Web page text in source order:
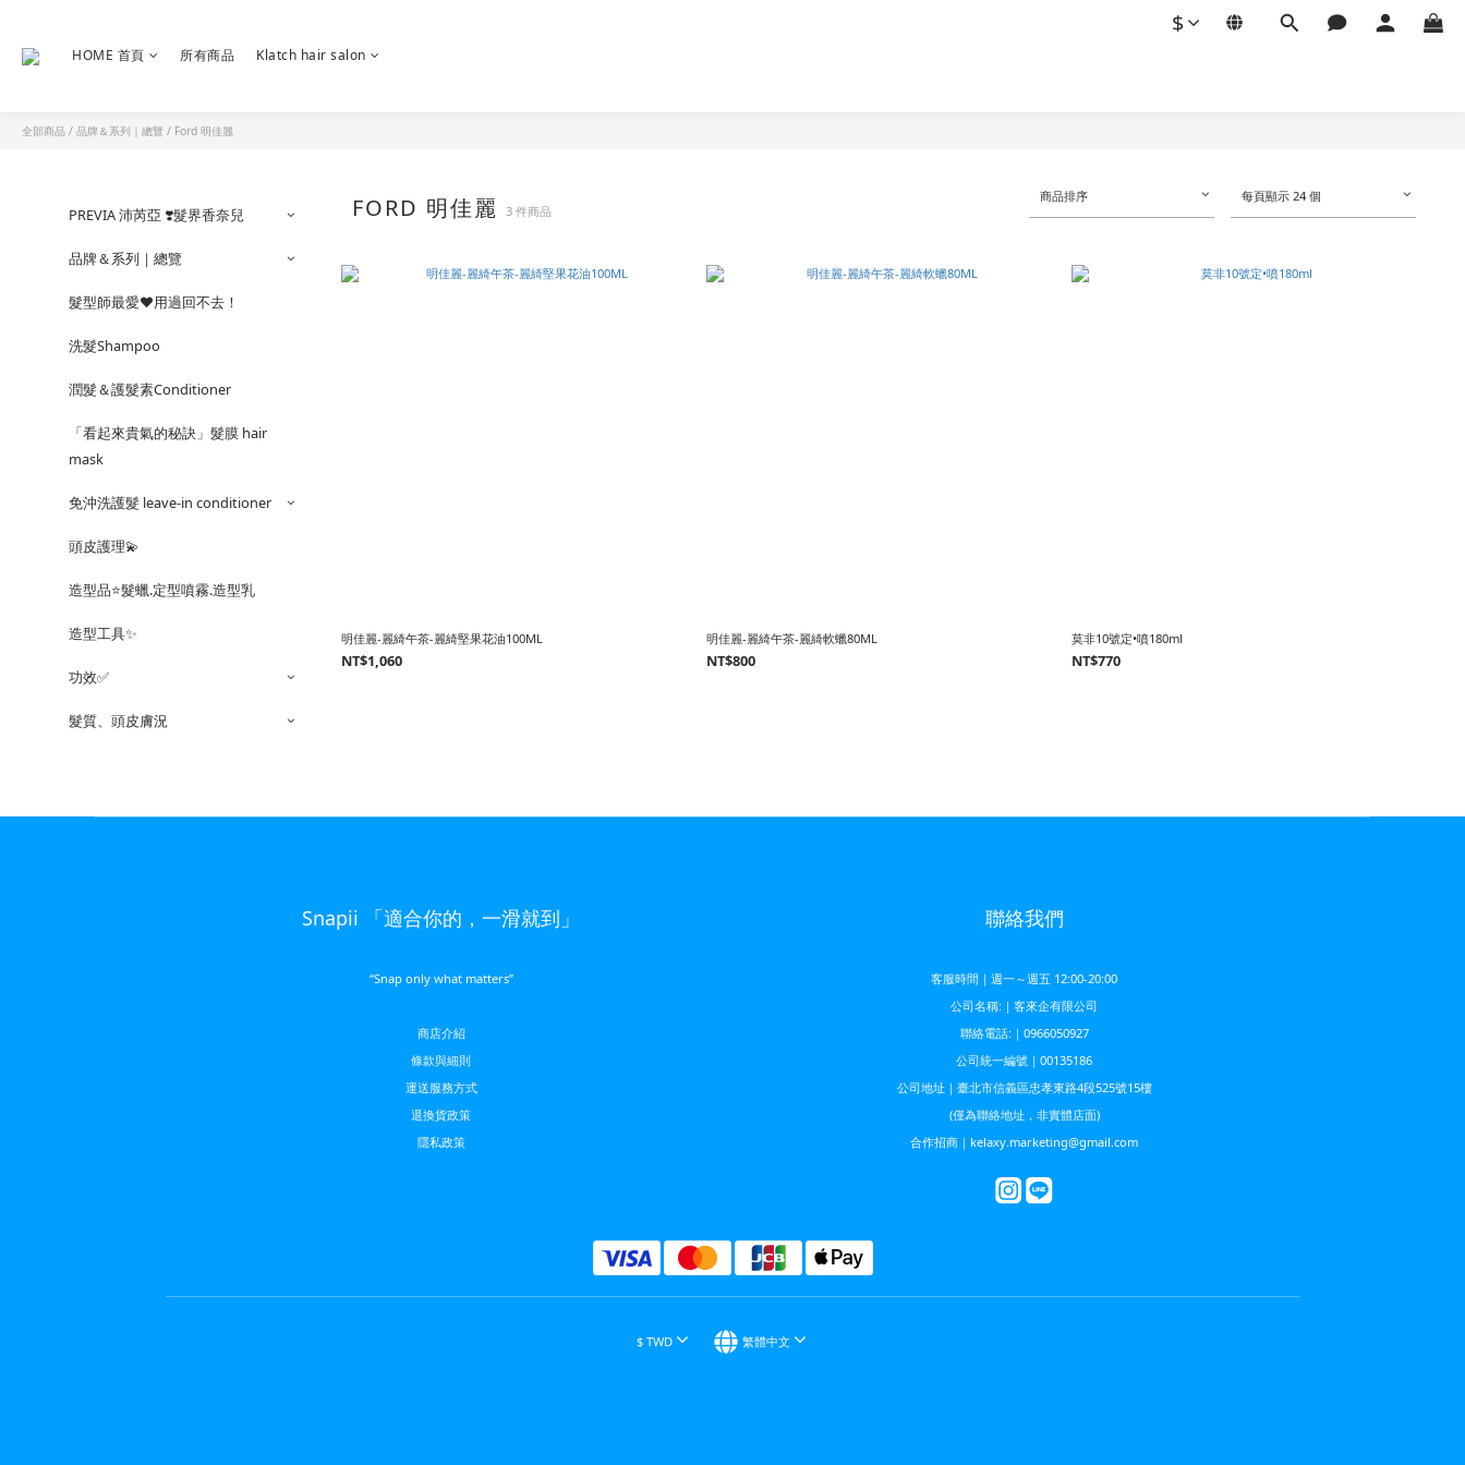
$
HOME 首頁 所有商品 Klatch hair salon
全部商品 / 品牌＆系列｜總覽 / Ford 明佳麗
PREVIA 沛芮亞 ❣️髮界香奈兒
品牌＆系列｜總覽
髮型師最愛❤️用過回不去！
洗髮Shampoo
潤髮＆護髮素Conditioner
「看起來貴氣的秘訣」髮膜 hair
mask
免沖洗護髮 leave-in conditioner
頭皮護理💫
造型品⭐️髮蠟.定型噴霧.造型乳
造型工具✨
功效✅
髮質、頭皮膚況
FORD 明佳麗3 件商品
商品排序 每頁顯示 24 個
明佳麗-麗綺午茶-麗綺堅果花油100ML
NT$1,060
明佳麗-麗綺午茶-麗綺軟蠟80ML
NT$800
莫非10號定•噴180ml
NT$770
Snapii 「適合你的，一滑就到」
“Snap only what matters”
商店介紹
條款與細則
運送服務方式
退換貨政策
隱私政策
聯絡我們
客服時間｜週一～週五 12:00-20:00
公司名稱:｜客來企有限公司
聯絡電話:｜0966050927
公司統一編號｜00135186
公司地址｜臺北市信義區忠孝東路4段525號15樓
(僅為聯絡地址，非實體店面)
合作招商｜kelaxy.marketing@gmail.com
$ TWD 繁體中文